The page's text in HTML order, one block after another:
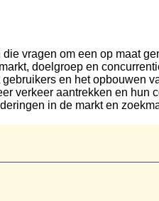
vragen om een op maat
doelgroep en
en het opbouwen
verkeer aantrekken en hun
in de markt en